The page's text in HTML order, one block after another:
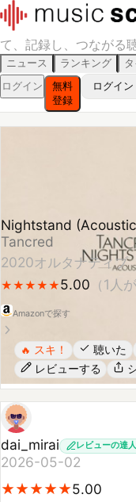
て、記録し、つながる
ニュース ランキング
ログイン
無料
登録
ログイン
Tancred
2020オルタナティブ
★
★★
★★
★★
★★
★5.00（1人が
Amazonで探す
レビューする
シ
dai_mirai
2026-05-02
★
★★
★★
★★
★★
★5.00